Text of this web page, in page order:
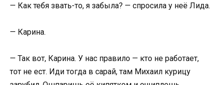
— Как тебя звать-то, я забыла? — спросила у неё Лида.
— Карина.
— Так вот, Карина. У нас правило — кто не работает,
тот не ест. Иди тогда в сарай, там Михаил курицу